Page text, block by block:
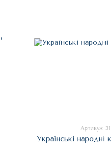
Артикул:
Українські народні